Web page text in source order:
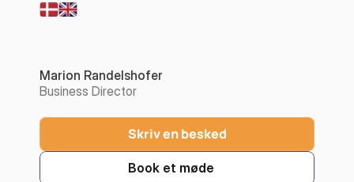
Marion Randelshofer
Business Director
Skriv en besked
Book et møde